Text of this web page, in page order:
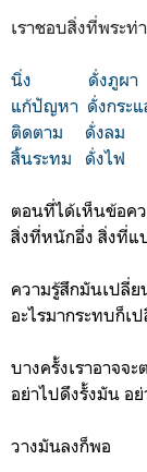
เราชอบสิ่งที่พระ
นิ่ง ดั่งภูผา
แก้ปัญหา ดั่งกระแ
ติดตาม ดั่งลม
สิ้นระทม ดั่งไฟ
ตอนที่ได้เห็นข้อคว
สิ่งที่หนักอึ่ง สิ่งที่
ความรู้สึกมันเปลี่ย
อะไรมากระทบก็เ
บางครั้งเราอาจจ
อย่าไปดึงรั้งมัน อ
วางมันลงก็พอ